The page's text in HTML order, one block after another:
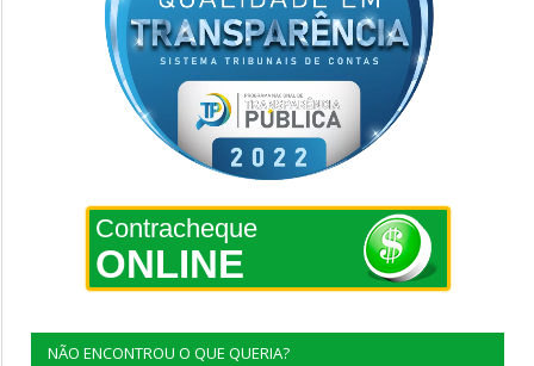
Contracheque
ONLINE
NÃO ENCONTROU O QUE QUERIA?